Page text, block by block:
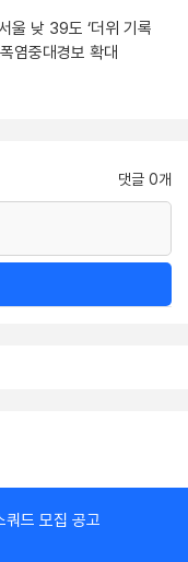
울 낮 39도 ‘더위 기록
염중대경보 확대
댓글 0개
드 모집 공고